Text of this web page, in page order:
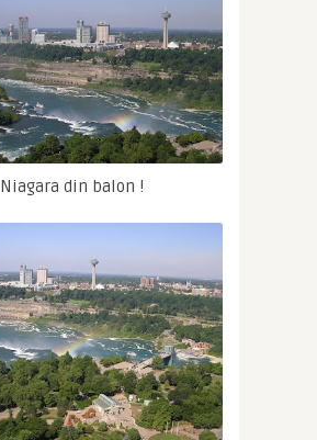
Niagara din balon !